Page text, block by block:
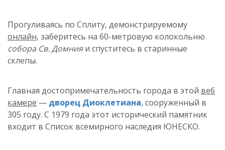
Прогуливаясь по Сплиту, демонстрируемому
онлайн, заберитесь на 60-метровую колокольню
собора Св. Домнияи спуститесь в старинные
склепы.
Главная достопримечательность города в этой веб
камере — дворец Диоклетиана, сооруженный в
305 году. С 1979 года этот исторический памятник
входит в Список всемирного наследия ЮНЕСКО.